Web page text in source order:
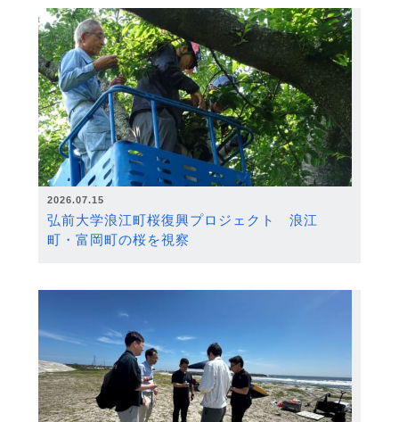
2026.07.15
弘前大学浪江町桜復興プロジェクト 浪江
町・富岡町の桜を視察